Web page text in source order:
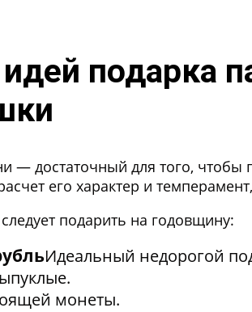
подарка
— достаточный для того,
его характер и
подарить на годовщину:
Идеальный недорогой
монеты.